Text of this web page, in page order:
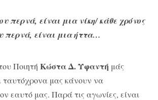
περνά, είναι μια νίκη/ κάθε χρόνος
περνά, είναι μια ήττα…
ΠοιητήΚώστα Δ. Υφαντή μάς
ταυτόχρονα μας κάνουν να
εαυτό μας. Παρά τις αγωνίες, είναι